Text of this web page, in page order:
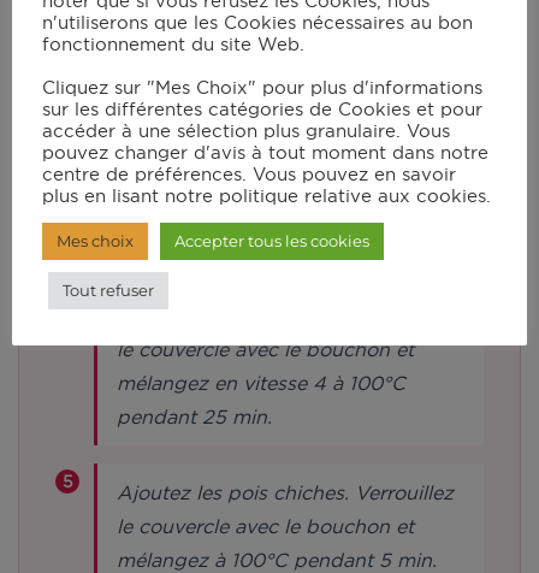
Remplacez le couteau hachoir
les tomates coupées en dés et les
carottes coupées en rondelles de 2
cm.
Ajoutez l’eau, l’oignon haché, les
escalopes de poulet coupées en
trois et les sticks MAGGI. Verrouillez
le couvercle avec le bouchon et
mélangez en vitesse 4 à 100°C
pendant 25 min.
Ajoutez les pois chiches. Verrouillez
le couvercle avec le bouchon et
mélangez à 100°C pendant 5 min.
n'utiliserons que les Cookies nécessaires au bon
fonctionnement du site Web.
Cliquez sur "Mes Choix" pour plus d'informations
sur les différentes catégories de Cookies et pour
accéder à une sélection plus granulaire. Vous
pouvez changer d'avis à tout moment dans notre
centre de préférences. Vous pouvez en savoir
plus en lisant notre politique relative aux cookies.
Mes choix Accepter tous les cookies
Tout refuser